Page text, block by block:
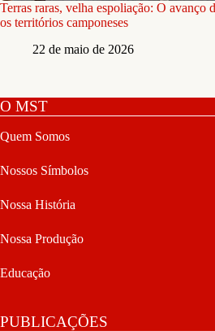
Terras raras, velha espoliação: O avanço
os territórios camponeses
22 de maio de 2026
O MST
Quem Somos
Nossos Símbolos
Nossa História
Nossa Produção
Educação
PUBLICAÇÕES